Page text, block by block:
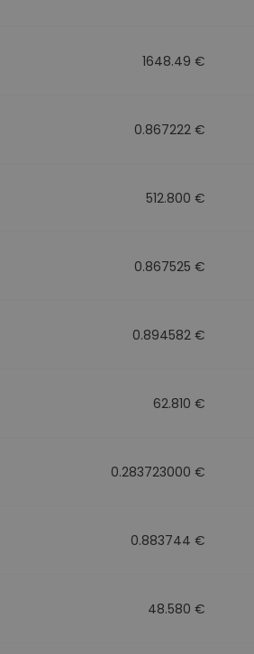
1648.49 €
0.867222 €
512.800 €
0.867525 €
0.894582 €
62.810 €
0.283723000 €
0.883744 €
48.580 €